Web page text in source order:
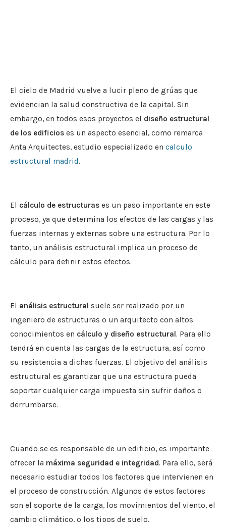
El cielo de Madrid vuelve a lucir pleno de grúas que
evidencian la salud constructiva de la capital. Sin
embargo, en todos esos proyectos el diseño estructural
de los edificios es un aspecto esencial, como remarca
Anta Arquitectes, estudio especializado en calculo
estructural madrid.
El cálculo de estructuras es un paso importante en este
proceso, ya que determina los efectos de las cargas y las
fuerzas internas y externas sobre una estructura. Por lo
tanto, un análisis estructural implica un proceso de
cálculo para definir estos efectos.
El análisis estructural suele ser realizado por un
ingeniero de estructuras o un arquitecto con altos
conocimientos en cálculo y diseño estructural. Para ello
tendrá en cuenta las cargas de la estructura, así como
su resistencia a dichas fuerzas. El objetivo del análisis
estructural es garantizar que una estructura pueda
soportar cualquier carga impuesta sin sufrir daños o
derrumbarse.
Cuando se es responsable de un edificio, es importante
ofrecer la máxima seguridad e integridad. Para ello, será
necesario estudiar todos los factores que intervienen en
el proceso de construcción. Algunos de estos factores
son el soporte de la carga, los movimientos del viento, el
cambio climático, o los tipos de suelo.